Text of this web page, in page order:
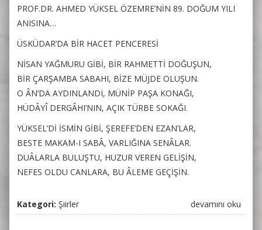
PROF.DR. AHMED YÜKSEL ÖZEMRE’NİN 89. DOĞUM YILI
ANISINA…
ÜSKÜDAR’DA BİR HACET PENCERESİ
NİSAN YAĞMURU GİBİ, BİR RAHMETTİ DOĞUŞUN,
BİR ÇARŞAMBA SABAHI, BİZE MÜJDE OLUŞUN.
O ÂN’DA AYDINLANDI, MÜNİP PAŞA KONAĞI,
HÜDÂYÎ DERGÂHI’NIN, AÇIK TÜRBE SOKAĞI.
YÜKSEL’Dİ İSMİN GİBİ, ŞEREFE’DEN EZAN’LAR,
BESTE MAKAM-I SABÂ, VARLIĞINA SENÂLAR.
DUÂLARLA BULUŞTU, HUZUR VEREN GELİŞİN,
NEFES OLDU CANLARA, BU ÂLEME GEÇİŞİN.
Kategori:Şiirler
PROF.DR. AHMED
YÜKSEL
devamını oku